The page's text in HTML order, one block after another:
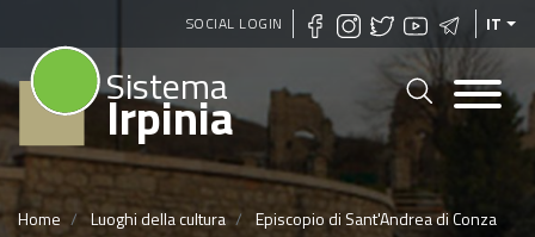
Salta
al
principale
SOCIAL LOGIN IT
Sistema
Irpinia
Home Luoghi della cultura Episcopio di Sant'Andrea di Conza